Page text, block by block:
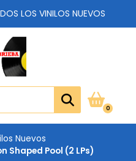
LOS VINILOS NUEVOS
0
Nuevos
Shaped Pool (2 LPs)